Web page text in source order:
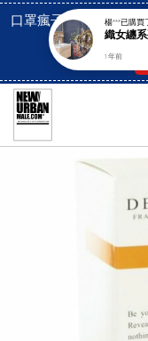
口罩瘋子官網, 放心訂
楊***已購買
織女纏
1 年前